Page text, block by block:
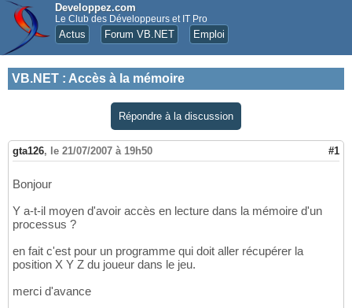
Developpez.com
Le Club des Développeurs et IT Pro
Actus Forum VB.NET Emploi
VB.NET : Accès à la mémoire
Répondre à la discussion
gta126, le 21/07/2007 à 19h50 #1
Bonjour
Y a-t-il moyen d'avoir accès en lecture dans la mémoire d'un
processus ?
en fait c'est pour un programme qui doit aller récupérer la
position X Y Z du joueur dans le jeu.
merci d'avance